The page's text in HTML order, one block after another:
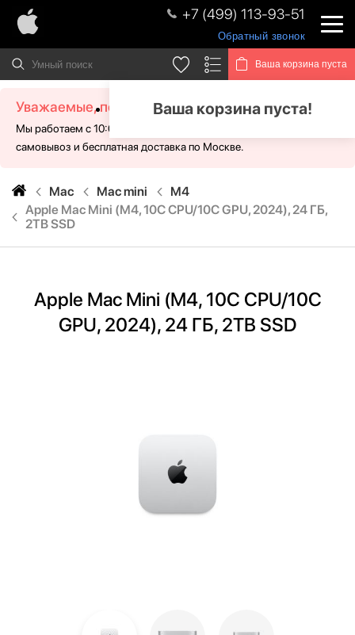
+7 (499) 113-93-51
Обратный звонок
Ваша корзина пуста
Ваша корзина пуста!
Уважаемые, посетители!
Мы работаем с 10:00 - 21:00 без выходных. Для Вас доступен
самовывоз и бесплатная доставка по Москве.
Mac Mac mini
M4
Apple Mac Mini (M4, 10C CPU/10C GPU, 2024), 24 ГБ,
2TB SSD
Apple Mac Mini (M4, 10C CPU/10C
GPU, 2024), 24 ГБ, 2TB SSD